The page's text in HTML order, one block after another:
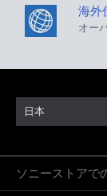
海外
オー
日本
ソニーストアで